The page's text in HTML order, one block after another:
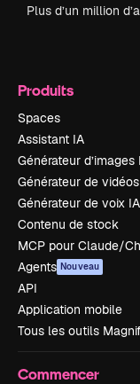
Plus d’un million
Produits
Spaces
Assistant IA
Générateur d’images
Générateur de
Générateur de voix IA
Contenu de stock
MCP pour Claude/
Agents Nouveau
API
Application mobile
Tous les outils
Commencer